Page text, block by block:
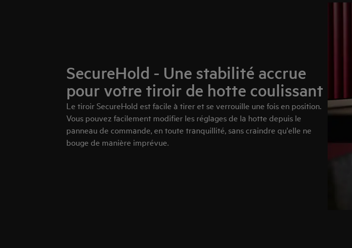
SecureHold - Une stabilité accrue
pour votre tiroir de hotte coulissant
Le tiroir SecureHold est facile à tirer et se verrouille une fois en position.
Vous pouvez facilement modifier les réglages de la hotte depuis le
panneau de commande, en toute tranquillité, sans craindre qu'elle ne
bouge de manière imprévue.